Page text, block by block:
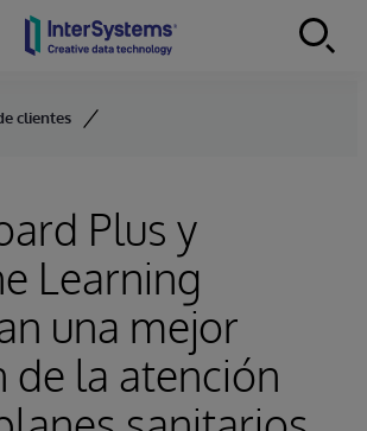
clientes
Plus y
Learning
una mejor
de la atención